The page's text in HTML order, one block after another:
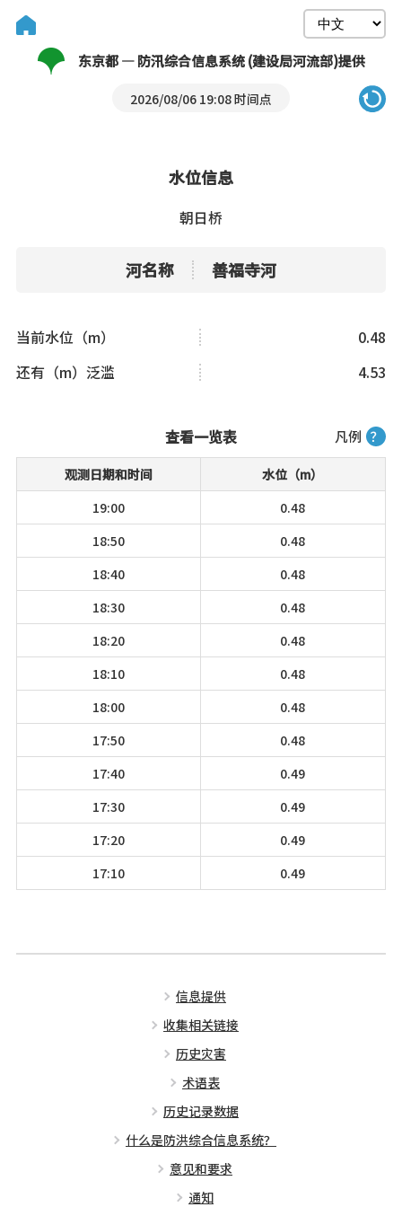
东京都 — 防汛综合信息系统 (建设局河流部)提供
2026/08/06 19:08 时间点
水位信息
朝日桥
河名称 善福寺河
当前水位（m）
0.48
还有（m）泛滥
4.53
凡例 ？
查看一览表
观测日期和时间
水位（m）
19:00
0.48
18:50
0.48
18:40
0.48
18:30
0.48
18:20
0.48
18:10
0.48
18:00
0.48
17:50
0.48
17:40
0.49
17:30
0.49
17:20
0.49
17:10
0.49
信息提供
收集相关链接
历史灾害
术语表
历史记录数据
什么是防洪综合信息系统？
意见和要求
通知